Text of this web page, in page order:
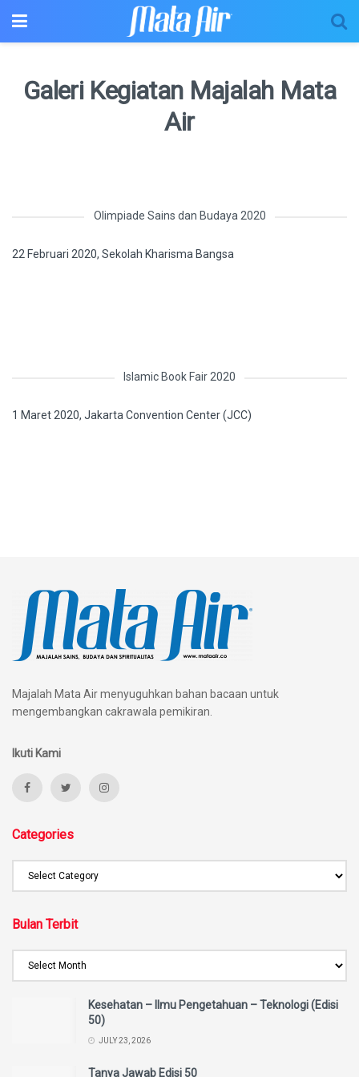
Galeri Kegiatan Majalah Mata
Air
Olimpiade Sains dan Budaya 2020
22 Februari 2020, Sekolah Kharisma Bangsa
Islamic Book Fair 2020
1 Maret 2020, Jakarta Convention Center (JCC)
Majalah Mata Air menyuguhkan bahan bacaan untuk
mengembangkan cakrawala pemikiran.
Ikuti Kami
Categories
Bulan Terbit
Kesehatan – Ilmu Pengetahuan – Teknologi (Edisi
50)
JULY 23, 2026
Tanya Jawab Edisi 50